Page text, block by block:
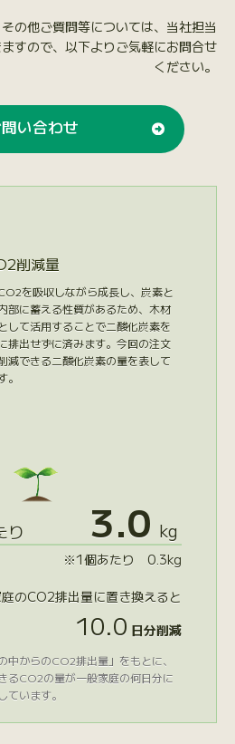
の他ご質問等については、当社担当
すので、以下よりご気軽にお問合せ
ください。
い合わせ
削減量
を吸収しながら成長し、炭素と
部に蓄える性質があるため、木材
して活用することで二酸化炭素を
排出せずに済みます。今回の注文
減できる二酸化炭素の量を表して
。
り 3.0 kg
※1個あたり 0.3kg
のCO2排出量に置き換えると
10.0 日分削減
中からのCO2排出量」をもとに、
るCO2の量が一般家庭の何日分に
ています。